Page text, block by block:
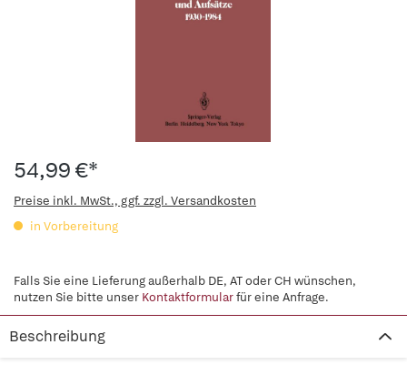
54,99 €*
Preise inkl. MwSt., ggf. zzgl. Versandkosten
in Vorbereitung
Falls Sie eine Lieferung außerhalb DE, AT oder CH wünschen,
nutzen Sie bitte unser Kontaktformularfür eine Anfrage.
Beschreibung